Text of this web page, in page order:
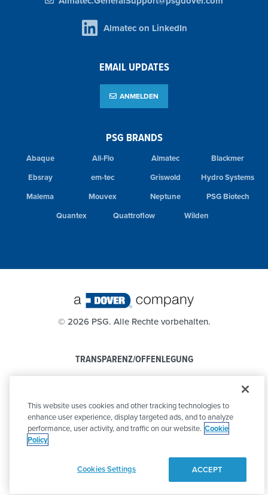
PSG BRANDS
Abaque All-Flo Almatec
Blackmer
Ebsray
em-tec Griswold
Hydro Systems
Malema
Mouvex Neptune
PSG Biotech
Quantex
Quattroflow Wilden
Almatec on LinkedIn
EMAIL UPDATES
ANMELDEN
© 2026 PSG. Alle Rechte vorbehalten.
TRANSPARENZ/OFFENLEGUNG
VERHALTENSKODEX
This website uses cookies and other tracking technologies to
enhance user experience, display targeted ads, and to analyze
performance, user activity, and traffic on our website. Cookie
Policy
Cookies Settings ACCEPT